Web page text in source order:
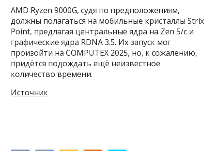
AMD Ryzen 9000G, судя по предположениям,
должны полагаться на мобильные кристаллы Strix
Point, предлагая центральные ядра на Zen 5/с и
графические ядра RDNA 3.5. Их запуск мог
произойти на COMPUTEX 2025, но, к сожалению,
придётся подождать ещё неизвестное
количество времени.
Источник